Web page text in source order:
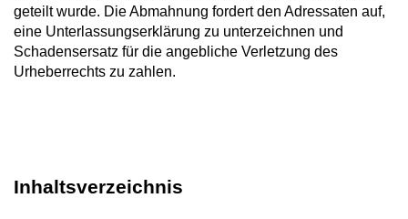
geteilt wurde. Die Abmahnung fordert den Adressaten auf,
eine Unterlassungserklärung zu unterzeichnen und
Schadensersatz für die angebliche Verletzung des
Urheberrechts zu zahlen.
Inhaltsverzeichnis